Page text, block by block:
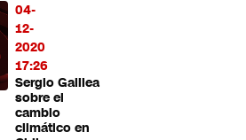
04-
12-
2020
17:26
Sergio Galilea
sobre el
cambio
climático en